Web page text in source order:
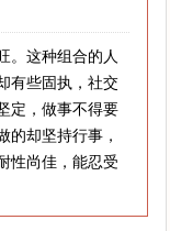
。这种组合的人
有些固执，社交
定，做事不得要
的却坚持行事，
性尚佳，能忍受